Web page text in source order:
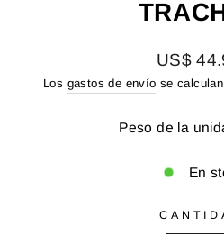
Precio
habitual
US$
Los gastos de envío se
Peso de la
En